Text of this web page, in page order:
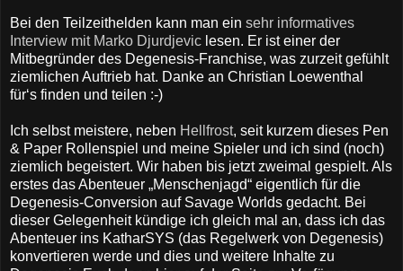
Bei den Teilzeithelden kann man ein sehr informatives
Interview mit Marko Djurdjevic lesen. Er ist einer der
Mitbegründer des Degenesis-Franchise, was zurzeit gefühlt
ziemlichen Auftrieb hat. Danke an Christian Loewenthal
für‘s finden und teilen :-)
Ich selbst meistere, neben Hellfrost, seit kurzem dieses Pen
& Paper Rollenspiel und meine Spieler und ich sind (noch)
ziemlich begeistert. Wir haben bis jetzt zweimal gespielt. Als
erstes das Abenteuer „Menschenjagd“ eigentlich für die
Degenesis-Conversion auf Savage Worlds gedacht. Bei
dieser Gelegenheit kündige ich gleich mal an, dass ich das
Abenteuer ins KatharSYS (das Regelwerk von Degenesis)
konvertieren werde und dies und weitere Inhalte zu